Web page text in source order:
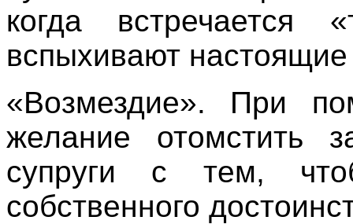
когда встречается
вспыхивают настоящие
«Возмездие». При
желание отомстить
супруги с тем,
собственного